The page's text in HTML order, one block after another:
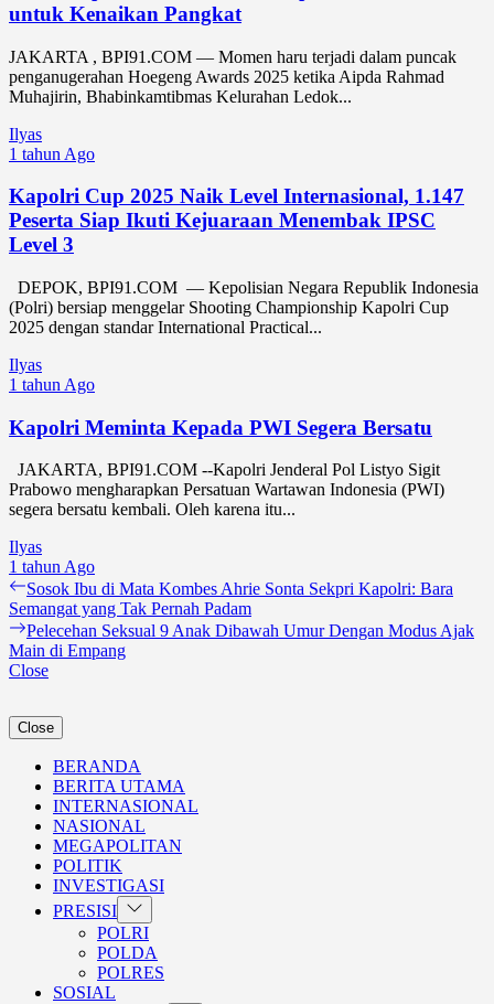
untuk Kenaikan Pangkat
JAKARTA , BPI91.COM — Momen haru terjadi dalam puncak
penganugerahan Hoegeng Awards 2025 ketika Aipda Rahmad
Muhajirin, Bhabinkamtibmas Kelurahan Ledok...
Ilyas
1 tahun Ago
Kapolri Cup 2025 Naik Level Internasional, 1.147
Peserta Siap Ikuti Kejuaraan Menembak IPSC
Level 3
DEPOK, BPI91.COM — Kepolisian Negara Republik Indonesia
(Polri) bersiap menggelar Shooting Championship Kapolri Cup
2025 dengan standar International Practical...
Ilyas
1 tahun Ago
Kapolri Meminta Kepada PWI Segera Bersatu
JAKARTA, BPI91.COM --Kapolri Jenderal Pol Listyo Sigit
Prabowo mengharapkan Persatuan Wartawan Indonesia (PWI)
segera bersatu kembali. Oleh karena itu...
Ilyas
1 tahun Ago
Navigasi
pos
Previous
post:
Sosok Ibu di Mata Kombes Ahrie Sonta Sekpri Kapolri: Bara
Semangat yang Tak Pernah Padam
Next
post:
Pelecehan Seksual 9 Anak Dibawah Umur Dengan Modus Ajak
Main di Empang
Close
Close
BERANDA
BERITA UTAMA
INTERNASIONAL
NASIONAL
MEGAPOLITAN
POLITIK
INVESTIGASI
PRESISI Show
sub
menu
POLRI
POLDA
POLRES
SOSIAL